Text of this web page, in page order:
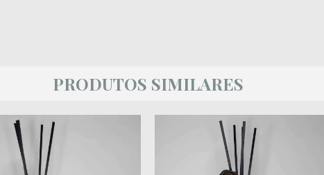
PRODUTOS SIMILARES